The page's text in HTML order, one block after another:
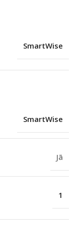
SmartWise
SmartWise
Jā
1